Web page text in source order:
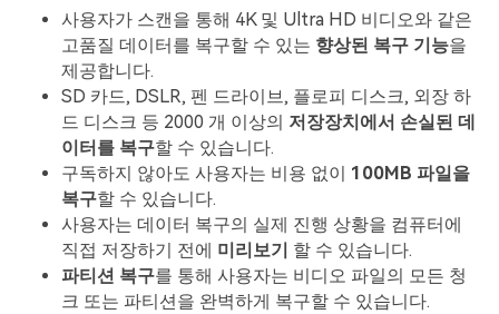
사용자가 스캔을 통해 4K 및 Ultra HD 비디오와 같은
고품질 데이터를 복구할 수 있는 향상된 복구 기능을
제공합니다.
SD 카드, DSLR, 펜 드라이브, 플로피 디스크, 외장 하
드 디스크 등 2000 개 이상의 저장장치에서 손실된 데
이터를 복구할 수 있습니다.
구독하지 않아도 사용자는 비용 없이 100MB 파일을
복구할 수 있습니다.
사용자는 데이터 복구의 실제 진행 상황을 컴퓨터에
직접 저장하기 전에 미리보기 할 수 있습니다.
파티션 복구를 통해 사용자는 비디오 파일의 모든 청
크 또는 파티션을 완벽하게 복구할 수 있습니다.